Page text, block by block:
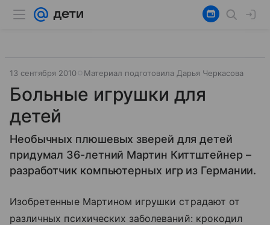
13 сентября 2010 Материал подготовила Дарья Черкасова
Больные игрушки для
детей
Необычных плюшевых зверей для детей
придумал 36-летний Мартин Киттштейнер –
разработчик компьютерных игр из Германии.
Изобретенные Мартином игрушки страдают от
различных психических заболеваний: крокодил